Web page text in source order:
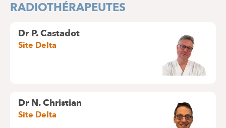
RADIOTHÉRAPEUTES
Dr P. Castadot
Site Delta
Dr N. Christian
Site Delta